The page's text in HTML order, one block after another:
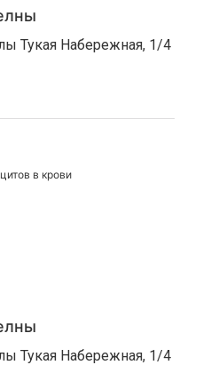
Тукая Набережная, 1/4
в крови
Тукая Набережная, 1/4